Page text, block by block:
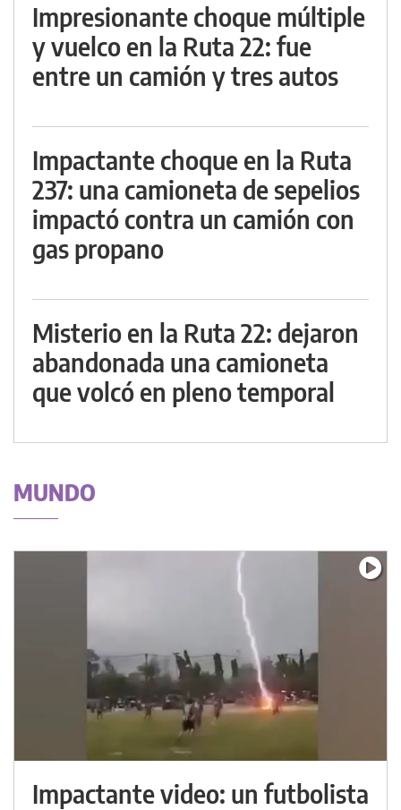
Impresionante choque múltiple
y vuelco en la Ruta 22: fue
entre un camión y tres autos
Impactante choque en la Ruta
237: una camioneta de sepelios
impactó contra un camión con
gas propano
Misterio en la Ruta 22: dejaron
abandonada una camioneta
que volcó en pleno temporal
MUNDO
Impactante video: un futbolista